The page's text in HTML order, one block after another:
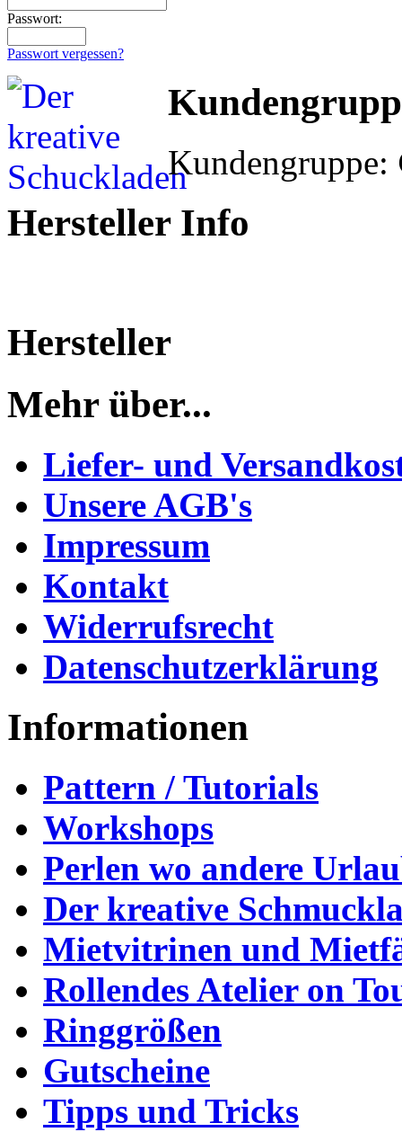
Passwort:
Passwort vergessen?
Kundengruppe:
Hersteller Info
Hersteller
Mehr über...
Liefer- und
Unsere AGB's
Impressum
Kontakt
Widerrufsrecht
Datenschutzerklärung
Informationen
Pattern / Tutorials
Workshops
Perlen wo andere
Der kreative
Mietvitrinen und
Rollendes Atelier on
Ringgrößen
Gutscheine
Tipps und Tricks